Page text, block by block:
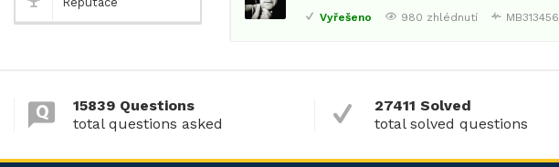
Vyřešeno 980 zhlédnutí MB313456
15839 Questions
total questions asked
27411 Solved
total solved questions